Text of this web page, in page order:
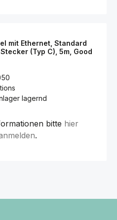
mit Ethernet, Standard
(Typ C), 5m, Good
lagernd
bitte hier
.